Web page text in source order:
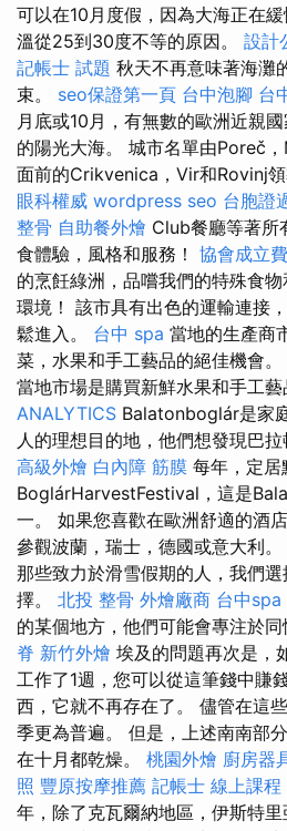
可以在10月度假，因為大海正在
溫從25到30度不等的原因。 設計
記帳士 試題 秋天不再意味著海灘
束。 seo保證第一頁 台中泡腳 台
月底或10月，有無數的歐洲近親
的陽光大海。 城市名單由Poreč
面前的Crikvenica，Vir和Rovinj領
眼科權威 wordpress seo 台胞證
整骨 自助餐外燴 Club餐廳等著所
食體驗，風格和服務！ 協會成立
的烹飪綠洲，品嚐我們的特殊食
環境！ 該市具有出色的運輸連接
鬆進入。 台中 spa 當地的生產商
菜，水果和手工藝品的絕佳機會。
當地市場是購買新鮮水果和手工藝
ANALYTICS Balatonboglár是家
人的理想目的地，他們想發現巴拉
高級外燴 白內障 筋膜 每年，定居
BoglárHarvestFestival，這是
一。 如果您喜歡在歐洲舒適的酒
參觀波蘭，瑞士，德國或意大利。
那些致力於滑雪假期的人，我們
擇。 北投 整骨 外燴廠商 台中spa
的某個地方，他們可能會專注於同
脊 新竹外燴 埃及的問題再次是，
工作了1週，您可以從這筆錢中賺
西，它就不再存在了。 儘管在這
季更為普遍。 但是，上述南南部
在十月都乾燥。 桃園外燴 廚房器
照 豐原按摩推薦 記帳士 線上課程
年，除了克瓦爾納地區，伊斯特